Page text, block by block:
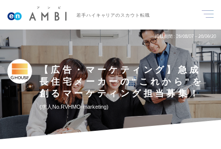
若手ハイキャリアのスカウト転職
掲載期間 26/08/07～26/08/20
【広告・マーケティング】急成
長住宅メーカーの"これから"を
創るマーケティング担当募集！
求人No.RVHMO-marketing